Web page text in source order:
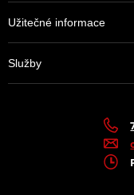
Užitečné informace
Služby